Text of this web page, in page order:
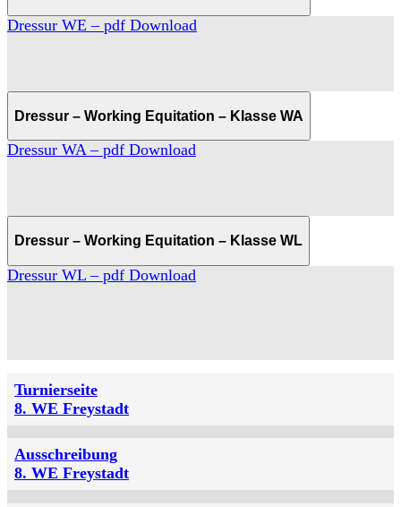
Dressur WE – pdf Download
Dressur – Working Equitation – Klasse WA
Dressur WA – pdf Download
Dressur – Working Equitation – Klasse WL
Dressur WL – pdf Download
Turnierseite
8. WE Freystadt
Ausschreibung
8. WE Freystadt